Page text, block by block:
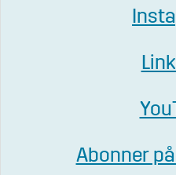
Abonner